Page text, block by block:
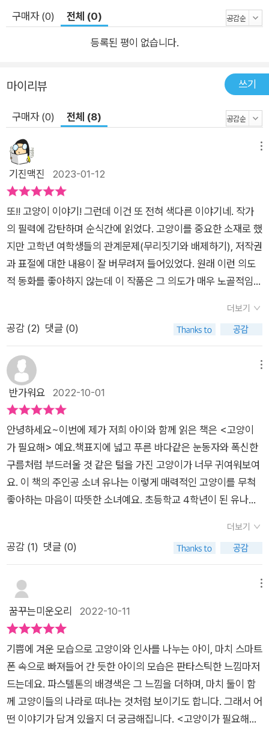
권의 세계! 어린이의 섬세한 인간관계와 반려동물에 대한 인식을
담은 이야기! 황금도깨비상과 비룡소역사동화상을 수상한 박상
기 작가의 신작, 《고양이가 필요해》는 이지오 작가가 그려 낸 사
는 동화이다. 박상기 글 작가는 아이들의 섬세한 인간관계와 성장
하는 모습을 밀도 있게 담아냈고, 이지오 그림 작가는 차분한 색
감과 따뜻한 계절감이 묻어 있는 그림으로 더 깊어진 아이들의 우
정과 저작권의 세계를 그려 냈다. 이야기 속 아이들이 스스로 반
성하고, 문제를 해결하는 모습을 보며 우리는 한층 더 성숙한 의
식으로 저작권과 반려동물을 바라볼 수 있다.
구매자 (0) 전체 (0)
등록된 평이 없습니다.
마이리뷰 쓰기
구매자 (0) 전체 (8)
기진맥진 2023-01-12
또!! 고양이 이야기! 그런데 이건 또 전혀 색다른 이야기네. 작가
의 필력에 감탄하며 순식간에 읽었다. 고양이를 중요한 소재로 했
지만 고학년 여학생들의 관계문제(무리짓기와 배제하기), 저작권
과 표절에 대한 내용이 잘 버무려져 들어있었다. 원래 이런 의도
적 동화를 좋아하지 않는데 이 작품은 그 의도가 매우 노골적임에
초등교사시네 했던 기억이 난다. 초등교사 작가님들이 은근히 많
않을까 라는 짐작을 해본다. 이 작가님은 아이들 이야기에서 더
나아가 청소년소설과 역사동화도 쓰셨네. 그것도 꼭 읽어봐야겠
다. 작가 후기에 보니 고등학교 때부터 많은 소설을 습작하며 작
책의 화자는 4학년 유나다. 고양이를 키우고 싶어하고, 성격은 소
심하다. 새학년의 3월, 친화력이 부족한 아이들에게는 힘든 시기
다. 새로운 관계들을 만들어 나가야 하기 때문이다. 유나는 은빈
이 무리에 들어가고 싶다. 걔네들이 학급의 인싸여서 그렇기도 하
지만 고양이를 키운다는 공통점으로 뭉친 그룹이기 때문이다. 하
지만 소심한 유나는 말도 붙이지 못하고, 언제나 혼자 지내며 겉
돈다. 고양이 영상이나 게시물을 보는 것이 유일한 낙이다. 부모
러다 어느날 유나는 ‘혜연의 냥상’이라는 블로그에서 ‘쿠키’라는
고양이와 눈이 맞아버렸다. 혜연이라는 주인장에게 댓글도 달고,
퍼가지 말라고 주의가 붙어있는 쿠키 사진을 캡처해 자신의 프로
필 사진으로 사용했다. 얼마 지나지 않아, 은빈이에게 고양이 예
쁘다며 톡이 왔다! 유나는 어버버 하다가 퍼온 사진이라는 말도
못하고 고양이 집사가 되어버렸다. 그리고 그렇게 바라던 은빈이
그룹의 일원이 되었다. 꿈에 그리던 상황이면서 바늘방석에 앉은
상황이 된 것이다. 그 친구들과 함께 하는 일상동안 고양이를 인
증해야 하는 순간이 자주 찾아왔다. 어찌어찌 넘기면서 유나는 고
더보기
공감 (2) 댓글 (0)
반가워요 2022-10-01
안녕하세요~이번에 제가 저희 아이와 함께 읽은 책은 <고양이
가 필요해> 예요.책표지에 넓고 푸른 바다같은 눈동자와 폭신한
구름처럼 부드러울 것 같은 털을 가진 고양이가 너무 귀여워보여
요. 이 책의 주인공 소녀 유나는 이렇게 매력적인 고양이를 무척
좋아하는 마음이 따뜻한 소녀예요. 초등학교 4학년이 된 유나에
요. 더구나 일하느라 바빠서 저녁 8시가 되어야 귀가하시는 부모
님으로 인해 집에서 혼자 지내는 시간이 많은 유나가 안쓰럽게 느
양이를 무척 좋아해요. 부모님이 고양이 키우는 것에 반대하시기
때문에 온라인에 있는 고양이 영상을 보는 것이 유나에게는 하루
의 즐거움이예요. 이런 유나의 상황이 너무나도 안타까웠어요.그
없이 가져가지 말라'는 주인의 말을 무시하고 그 사진을 캡쳐해
자신의 메신저 프로필 사진으로 올려요. 고양이 사진 덕분에 반친
구들과 가까워진 유나는 기분좋은 학교생활을 하게 되지만 자신
의 거짓말이 들어날까봐 전전긍긍해요. 유나의 성장과정을 읽어
가는 것이 저희 아이는 재미있다고 했어요. 또 표절과 오마주에
더보기
공감 (1) 댓글 (0)
꿈꾸는미운오리 2022-10-11
기쁨에 겨운 모습으로 고양이와 인사를 나누는 아이, 마치 스마트
폰 속으로 빠져들어 간 듯한 아이의 모습은 판타스틱한 느낌마저
드는데요. 파스텔톤의 배경색은 그 느낌을 더하며, 마치 둘이 함
께 고양이들의 나라로 떠나는 것처럼 보이기도 합니다. 그래서 어
떤 이야기가 담겨 있을지 더 궁금해집니다. <고양이가 필요해>